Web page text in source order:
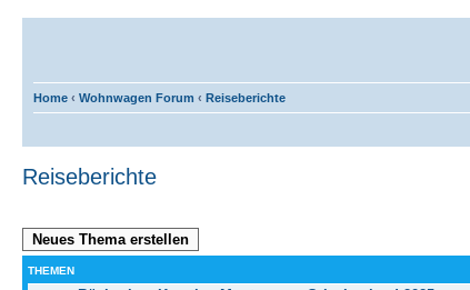
Home ‹ Wohnwagen Forum ‹ Reiseberichte
Reiseberichte
Neues Thema erstellen
THEMEN